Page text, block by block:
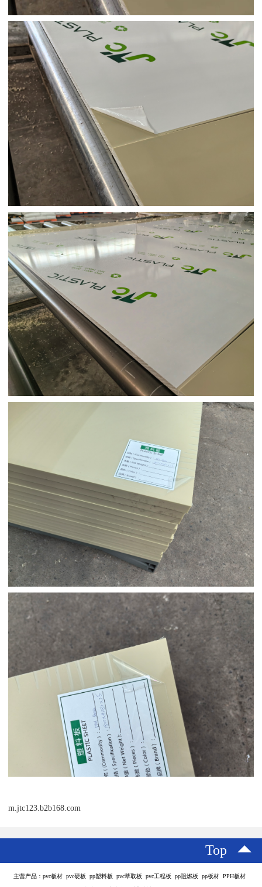
m.jtc123.b2b168.com
Top
主营产品：pvc板材 pvc硬板 pp塑料板 pvc萃取板 pvc工程板 pp阻燃板 pp板材 PPH板材